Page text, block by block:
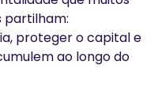
partilham:
proteger o capital e
ao longo do